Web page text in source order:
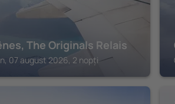
The Originals Relais
07 august 2026, 2 nopți